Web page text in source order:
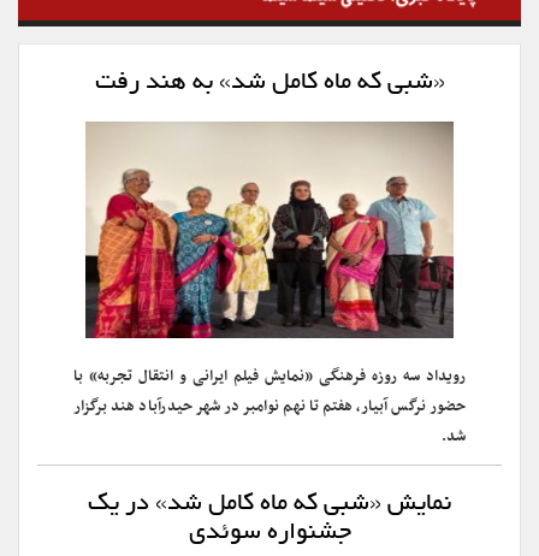
«شبی که ماه کامل شد» به هند رفت
رویداد سه روزه فرهنگی «نمایش فیلم ایرانی و انتقال تجربه» با
حضور نرگس آبیار، هفتم تا نهم نوامبر در شهر حیدرآباد هند برگزار
شد.
نمایش «شبی که ماه کامل شد» در یک
جشنواره سوئدی